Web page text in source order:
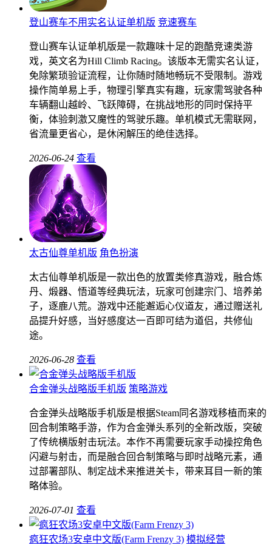
登山赛车不用实名认证单机版 竞速赛车
登山赛车认证单机版是一款趣味十足的跑酷竞速类游
戏，英文名为Hill Climb Racing。该版本无需实名认证，
免除繁琐验证流程，让你随时随地畅玩不受限制。游戏
操作简单易上手，物理引擎真实有趣，玩家需驾驶各种
车辆翻山越岭、飞跃障碍，在挑战地形的同时保持平
衡，体验刺激又魔性的驾驶乐趣。单机模式无需联网，
省流量更省心，是休闲解压的绝佳选择。
2026-06-24 查看
太古仙尊单机版 角色扮演
太古仙尊单机版是一款出色的放置类修真游戏，融合炼
丹、煅器、悟道等经典玩法，玩家可创建宗门、培养弟
子，逐鹿八荒。游戏中还能邂逅心仪道友，通过赠送礼
品提升好感，当好感度达一百即可结为道侣，共修仙
途。
2026-06-28 查看
合金弹头战略版手机版 策略游戏
合金弹头战略版手机版是根据Steam同名游戏移植而来的
回合制策略手游，作为合金弹头系列的全新改版，突破
了传统横版射击玩法。本作不再需要玩家手动操控角色
闪避与射击，而是融合回合制策略与即时战略元素，通
过部署部队、制定战术来推进关卡，带来耳目一新的策
略体验。
2026-07-01 查看
疯狂农场3安卓中文版(Farm Frenzy 3) 模拟经营